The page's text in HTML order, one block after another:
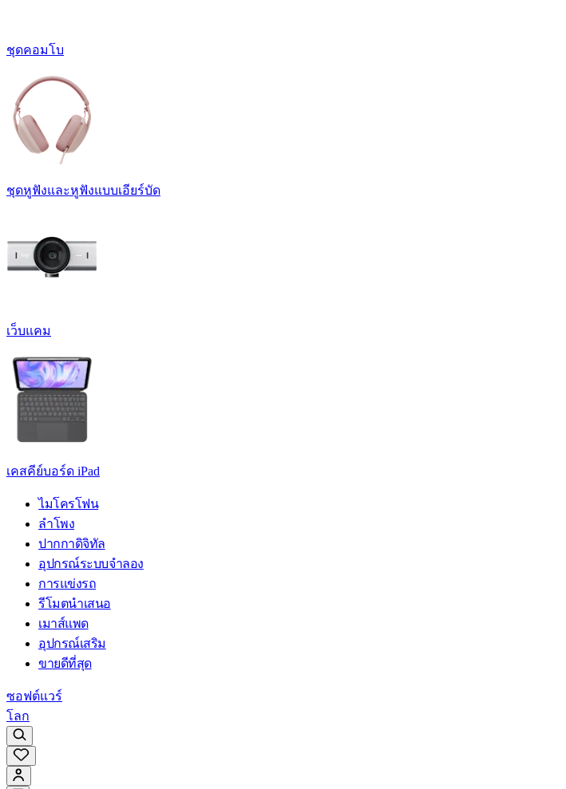
ชุดคอมโบ
ชุดหูฟังและหูฟังแบบเอียร์บัด
เว็บแคม
เคสคีย์บอร์ด iPad
ไมโครโฟน
ลำโพง
ปากกาดิจิทัล
อุปกรณ์ระบบจำลอง
การแข่งรถ
รีโมตนำเสนอ
เมาส์แพด
อุปกรณ์เสริม
ขายดีที่สุด
ซอฟต์แวร์
โลก